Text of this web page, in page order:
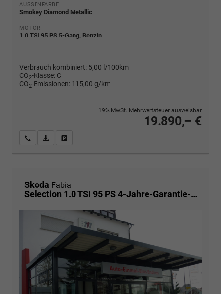
AUSSENFARBE
Smokey Diamond Metallic
MOTOR
1.0 TSI 95 PS 5-Gang, Benzin
Verbrauch kombiniert: 5,00 l/100km
CO2-Klasse: C
CO2-Emissionen: 115,00 g/km
19.890,– €
19% MwSt. Mehrwertsteuer ausweisbar
Wir rufen Sie anPDF-Fahrzeugexposé drucken
Skoda Fabia
Selection 1.0 TSI 95 PS 4-Jahre-Garantie-AppleCarPlay-AndroidAuto-LED-PDC-Sitzheizung-DAB-Klima